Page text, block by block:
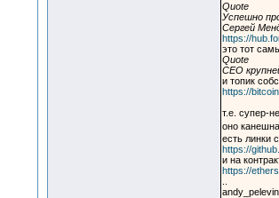
Quote
Успешно
Сергей
https://
это тот
Quote
CEO
и топик
https://
т.е. супер-
оно
есть линки
https://
и на
https://
andy_pelevin